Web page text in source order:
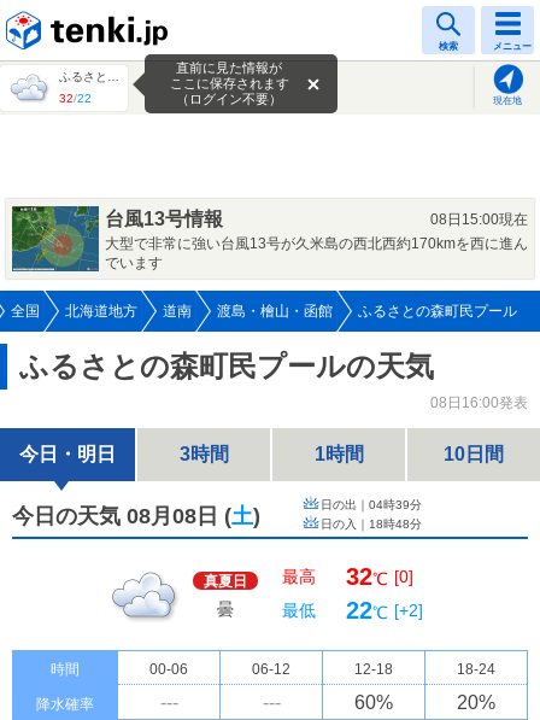
検索 メニュー
32/22 現在地
直前に見た情報が
ここに保存されます
（ログイン不要）
台風13号情報
08日15:00現在
大型で非常に強い台風13号が久米島の西北西約170kmを西に進ん
でいます
全国 北海道地方 道南 渡島・檜山・函館 ふるさとの森町民プール
ふるさとの森町民プールの天気
08日16:00発表
今日・明日 3時間 1時間 10日間
今日の天気 08月08日 (土) 日の出｜ 04時39分
日の入｜ 18時48分
真夏日
曇
最高 32℃ [0]
最低
22℃ [+2]
時間 00-06 06-12 12-18 18-24
降水確率 --- --- 60% 20%